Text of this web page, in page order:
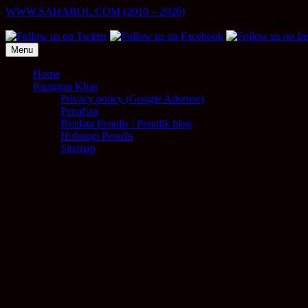
Skip
content
WWW.SAHAROL.COM (2010 – 2026)
Menu
Home
Ruangan Khas
Privacy policy (Google Adsense)
Penafian
Biodata Penulis / Pemilik blog
Hubungi Penulis
Sitemap